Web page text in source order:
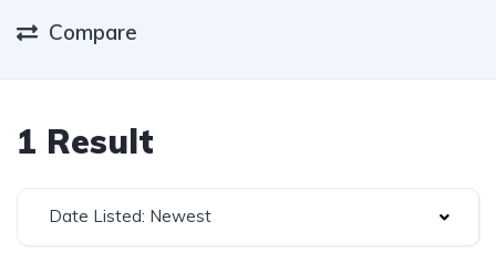
Compare
1 Result
Date Listed: Newest